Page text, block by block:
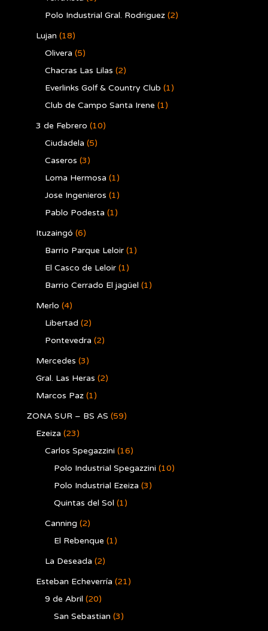
Polo Industrial Gral. Rodriguez (2)
Lujan (18)
Olivera (5)
Chacras Las Lilas (2)
Everlinks Golf & Country Club (1)
Club de Campo Santa Irene (1)
3 de Febrero (10)
Ciudadela (5)
Caseros (3)
Loma Hermosa (1)
Jose Ingenieros (1)
Pablo Podesta (1)
Ituzaingó (6)
Barrio Parque Leloir (1)
El Casco de Leloir (1)
Barrio Cerrado El jagüel (1)
Merlo (4)
Libertad (2)
Pontevedra (2)
Mercedes (3)
Gral. Las Heras (2)
Marcos Paz (1)
ZONA SUR – BS AS (59)
Ezeiza (23)
Carlos Spegazzini (16)
Polo Industrial Spegazzini (10)
Polo Industrial Ezeiza (3)
Quintas del Sol (1)
Canning (2)
El Rebenque (1)
La Deseada (2)
Esteban Echeverría (21)
9 de Abril (20)
San Sebastian (3)